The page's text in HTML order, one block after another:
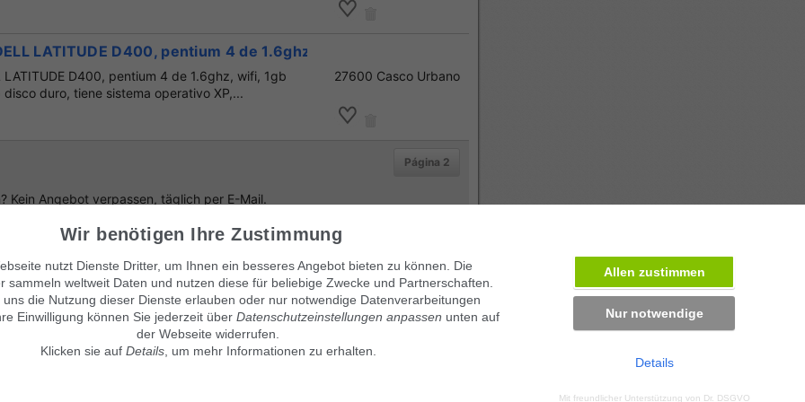
LATITUDE D400, pentium 4 de 1.6ghz, con wifi
LATITUDE D400, pentium 4 de 1.6ghz, wifi, 1gb
duro, tiene sistema operativo XP,...
27600 Casco Urbano
Página 2
Kein Angebot verpassen, täglich per E-Mail.
!
Wir benötigen Ihre Zustimmung
nutzt Dienste Dritter, um Ihnen ein besseres Angebot bieten zu können. Die
sammeln weltweit Daten und nutzen diese für beliebige Zwecke und Partnerschaften.
uns die Nutzung dieser Dienste erlauben oder nur notwendige Datenverarbeitungen
Einwilligung können Sie jederzeit über Datenschutzeinstellungen anpassen unten auf
der Webseite widerrufen.
Klicken sie auf Details, um mehr Informationen zu erhalten.
Allen zustimmen
Nur notwendige
Details
Mit freundlicher Unterstützung von Dr. DSGVO